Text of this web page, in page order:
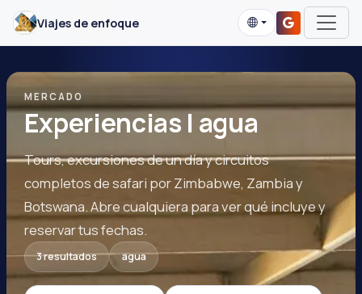
Viajes de enfoque
MERCADO
Experiencias | agua
Tours, excursiones de un día y circuitos
completos de safari por Zimbabwe, Zambia y
Botswana. Abre cualquiera para ver qué incluye y
reservar tus fechas.
3 resultados agua